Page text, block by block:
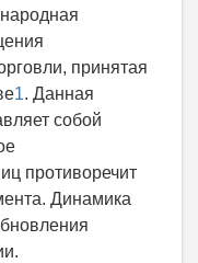
принятая
1. Данная
собой
противоречит
Динамика